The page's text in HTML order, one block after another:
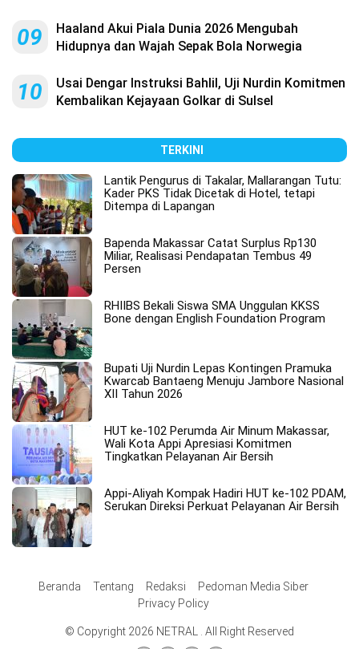
09
Haaland Akui Piala Dunia 2026 Mengubah
Hidupnya dan Wajah Sepak Bola Norwegia
10
Usai Dengar Instruksi Bahlil, Uji Nurdin Komitmen
Kembalikan Kejayaan Golkar di Sulsel
TERKINI
Lantik Pengurus di Takalar, Mallarangan Tutu:
Kader PKS Tidak Dicetak di Hotel, tetapi
Ditempa di Lapangan
Bapenda Makassar Catat Surplus Rp130
Miliar, Realisasi Pendapatan Tembus 49
Persen
RHIIBS Bekali Siswa SMA Unggulan KKSS
Bone dengan English Foundation Program
Bupati Uji Nurdin Lepas Kontingen Pramuka
Kwarcab Bantaeng Menuju Jambore Nasional
XII Tahun 2026
HUT ke-102 Perumda Air Minum Makassar,
Wali Kota Appi Apresiasi Komitmen
Tingkatkan Pelayanan Air Bersih
Appi-Aliyah Kompak Hadiri HUT ke-102 PDAM,
Serukan Direksi Perkuat Pelayanan Air Bersih
Beranda Tentang Redaksi
Pedoman Media Siber
Privacy Policy
© Copyright 2026 NETRAL . All Right Reserved